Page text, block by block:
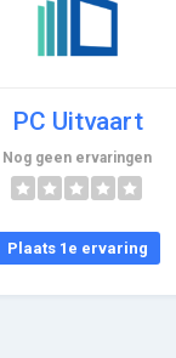
PC Uitvaart
Nog geen ervaringen
Plaats 1e ervaring